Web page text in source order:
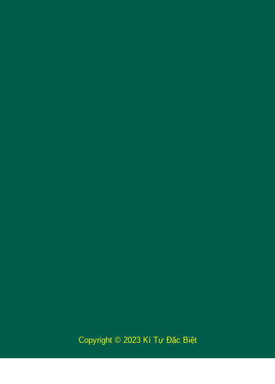
Copyright © 2023 Kí Tự Đặc Biệt